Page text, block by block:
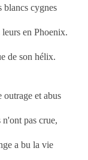
blancs cygnes
en Phoenix.
de son hélix.
et abus
pas crue,
a bu la vie